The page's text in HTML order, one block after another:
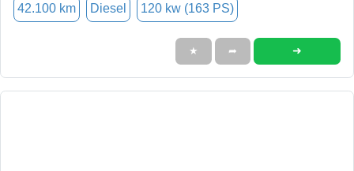
42.100 km Diesel 120 kw (163 PS)
★ ➦ ➜